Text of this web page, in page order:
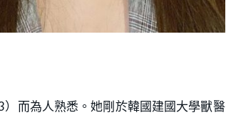
）而為人熟悉。她剛於韓國建國大學獸醫